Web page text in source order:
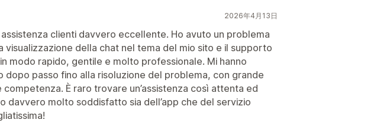
2026年4月13日
clienti davvero eccellente. Ho avuto un problema
visualizzazione della chat nel tema del mio sito e il supporto
modo rapido, gentile e molto professionale. Mi hanno
dopo passo fino alla risoluzione del problema, con grande
competenza. È raro trovare un’assistenza così attenta ed
davvero molto soddisfatto sia dell’app che del servizio